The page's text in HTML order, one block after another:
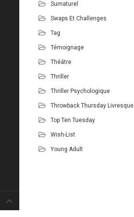
Surnaturel
Swaps Et Challenges
Tag
Témoignage
Théâtre
Thriller
Thriller Psychologique
Throwback Thursday Livresque
Top Ten Tuesday
Wish-List
Young Adult